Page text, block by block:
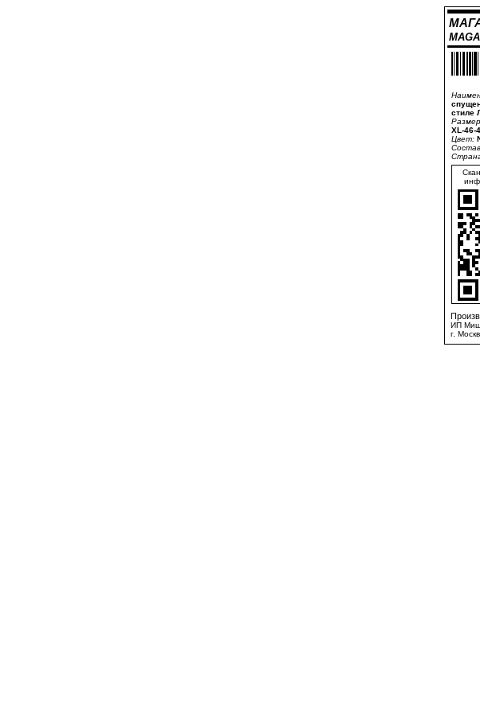
стиле
XL-46-
Цвет:
ИП
г.